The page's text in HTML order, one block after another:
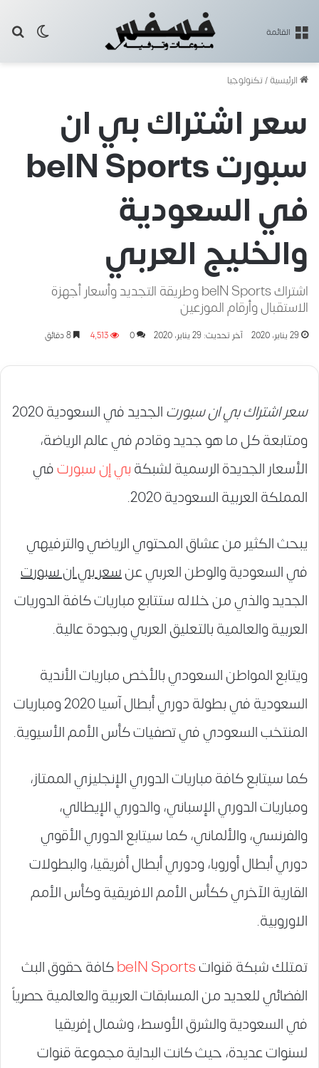
القائمة
الرئيسية/تكنولوجيا
سعر اشتراك بي ان
سبورت beIN Sports
في السعودية
والخليج العربي
اشتراك beIN Sports وطريقة التجديد وأسعار أجهزة
الاستقبال وأرقام الموزعين
29 يناير، 2020 آخر تحديث: 29 يناير، 2020 0 4٬513
سعر اشتراك بي ان سبورت
الجديد في السعودية 2020
ومتابعة كل ما هو جديد وقادم في عالم الرياضة،
الأسعار الجديدة الرسمية لشبكةبي إن سبورتفي
المملكة العربية السعودية 2020.
يبحث الكثير من عشاق المحتوي الرياضي والترفيهي
في السعودية والوطن العربي عنسعر بي ان سبورت
الجديد والذي من خلاله ستتابع مباريات كافة الدوريات
العربية والعالمية بالتعليق العربي وبجودة عالية.
ويتابع المواطن السعودي بالأخص مباريات الأندية
السعودية في بطولة دوري أبطال آسيا 2020 ومباريات
المنتخب السعودي في تصفيات كأس الأمم الأسيوية.
كما سيتابع كافة مباريات الدوري الإنجليزي الممتاز،
ومباريات الدوري الإسباني، والدوري الإيطالي،
والفرنسي، والألماني، كما سيتابع الدوري الأقوي
دوري أبطال أوروبا، ودوري أبطال أفريقيا، والبطولات
القارية الآخري ككأس الأمم الافريقية وكأس الأمم
الاوروبية.
تمتلك شبكة قنواتbeIN Sportsكافة حقوق البث
الفضائي للعديد من المسابقات العربية والعالمية حصرياً
في السعودية والشرق الأوسط، وشمال إفريقيا
لسنوات عديدة، حيث كانت البداية مجموعة قنوات